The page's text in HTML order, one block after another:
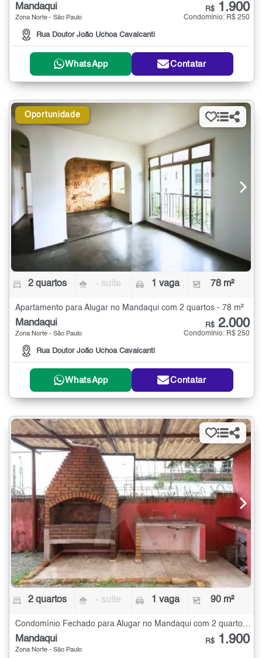
Mandaqui
Zona Norte - São Paulo
Rua Doutor João Uchoa Cavalcanti
R$ 1.900
Condomínio: R$ 250
WhatsApp Contatar
Oportunidade
2 quartos - suíte 1 vaga 78 m²
Apartamento para Alugar no Mandaqui com 2 quartos - 78 m²
Mandaqui
Zona Norte - São Paulo
Rua Doutor João Uchoa Cavalcanti
R$ 2.000
Condomínio: R$ 250
WhatsApp Contatar
2 quartos - suíte 1 vaga 90 m²
Condomínio Fechado para Alugar no Mandaqui com 2 quartos - 90 m²
Mandaqui
Zona Norte - São Paulo
R$ 1.900